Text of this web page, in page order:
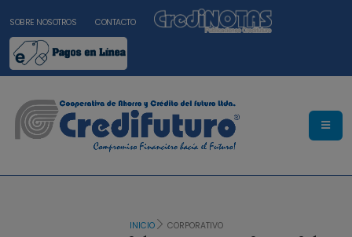
SOBRE NOSOTROS CONTACTO
INICIO CORPORATIVO